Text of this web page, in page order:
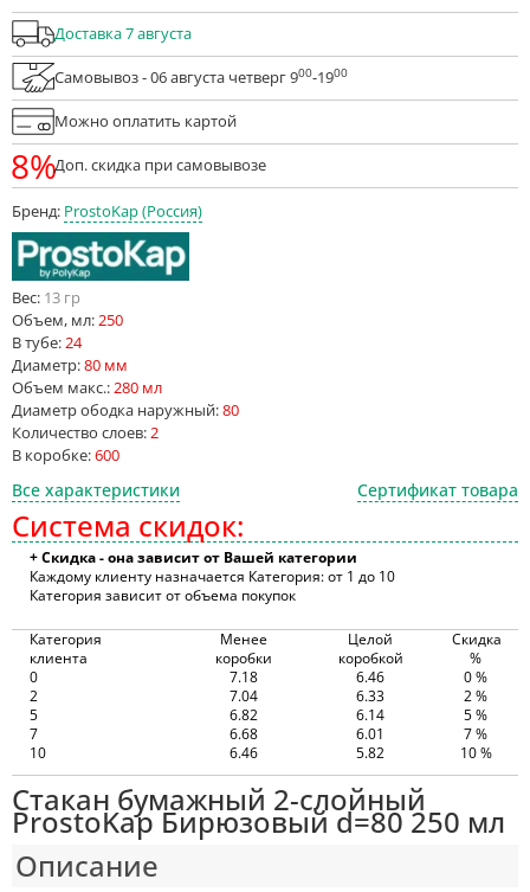
Доставка 7 августа
Самовывоз - 06 августа четверг 900-1900
Можно оплатить картой
8%Доп. скидка при самовывозе
Бренд: ProstoKap (Россия)
Вес: 13 гр
Объем, мл: 250
В тубе: 24
Диаметр:80 мм
Объем макс.: 280 мл
Диаметр ободка наружный:80
Количество слоев: 2
В коробке:600
Все характеристики Сертификат товара
Система скидок:
+ Скидка - она зависит от Вашей категории
Каждому клиенту назначается Категория: от 1 до 10
Категория зависит от объема покупок
Категория
клиента
Менее
коробки
Целой
коробкой
Скидка
%
0
7.18 6.46
0 %
2
7.04 6.33
2 %
5
6.82 6.14
5 %
7
6.68 6.01
7 %
10
6.46 5.82 10 %
Стакан бумажный 2-слойный
ProstoKap Бирюзовый d=80 250 мл
Описание